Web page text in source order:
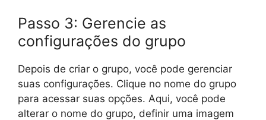
Passo 3: Gerencie as
configurações do grupo
Depois de criar o grupo, você pode gerenciar
suas configurações. Clique no nome do grupo
para acessar suas opções. Aqui, você pode
alterar o nome do grupo, definir uma imagem